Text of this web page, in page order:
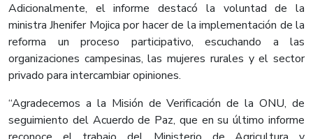
Adicionalmente, el informe destacó la voluntad de la
ministra Jhenifer Mojica por hacer de la implementación de la
reforma un proceso participativo, escuchando a las
organizaciones campesinas, las mujeres rurales y el sector
privado para intercambiar opiniones.
“Agradecemos a la Misión de Verificación de la ONU, de
seguimiento del Acuerdo de Paz, que en su último informe